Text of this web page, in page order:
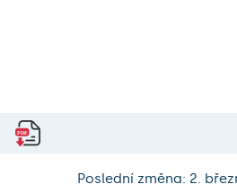
Poslední změna: 2.